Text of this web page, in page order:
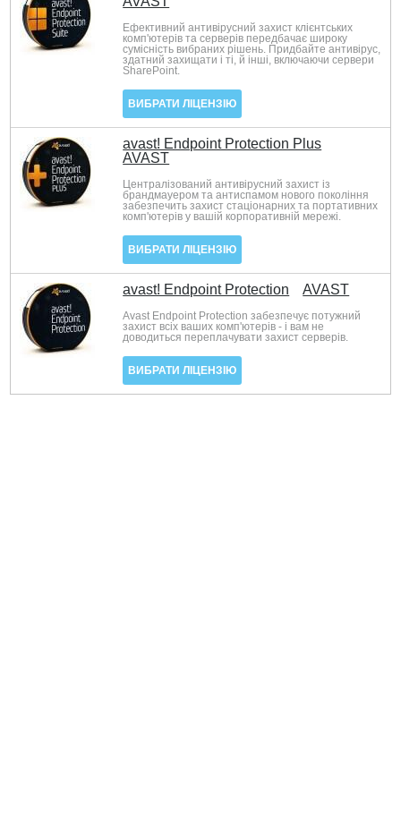
Ефективний антивірусний захист клієнтських
комп'ютерів та серверів передбачає широку
сумісність вибраних рішень. Придбайте антивірус,
здатний захищати і ті, й інші, включаючи сервери
SharePoint.
ВИБРАТИ ЛІЦЕНЗІЮ
avast! Endpoint Protection Plus
AVAST
Централізований антивірусний захист із
брандмауером та антиспамом нового покоління
забезпечить захист стаціонарних та портативних
комп'ютерів у вашій корпоративній мережі.
ВИБРАТИ ЛІЦЕНЗІЮ
avast! Endpoint Protection AVAST
Avast Endpoint Protection забезпечує потужний
захист всіх ваших комп'ютерів - і вам не
доводиться переплачувати захист серверів.
ВИБРАТИ ЛІЦЕНЗІЮ